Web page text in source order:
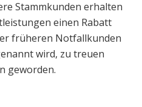
Stammkunden erhalten
einen Rabatt
früheren Notfallkunden
wird, zu treuen
geworden.